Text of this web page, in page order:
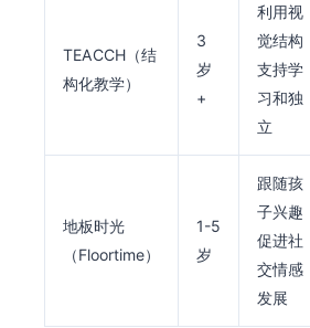
TEACCH（结
构化教学）
3
岁
+
利用视
觉结构
支持学
习和独
立
地板时光
（Floortime）
1-5
岁
跟随孩
子兴趣
促进社
交情感
发展